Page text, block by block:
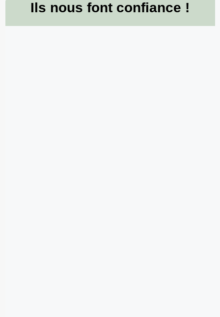
Ils nous font confiance !